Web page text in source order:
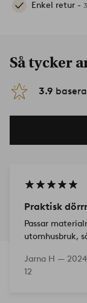
Enkel retur -
Så tycker
3.9
Praktisk
Passar
utomhusbruk,
Jarna H —
12